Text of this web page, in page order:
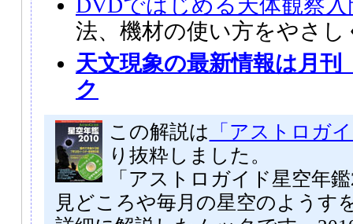
法、機材の使い方をやさし
天文現象の最新情報は月
ク
この解説は 「アストロガ
り抜粋しました。
「アストロガイド星空年
見どころや毎月の星空のようす